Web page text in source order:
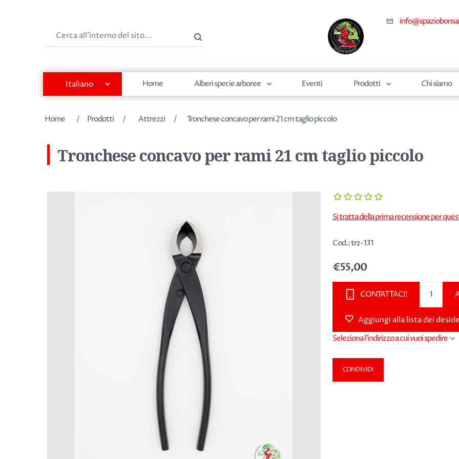
Home Alberi specie arboree Eventi Prodotti Chi siamo
Home / Prodotti / Attrezzi / Tronchese concavo per rami 21 cm taglio piccolo
Tronchese concavo per rami 21 cm taglio piccolo
Si tratta della prima recensione per
Cod.:trz-131
€55,00
CONTATTACI!
Aggiungi alla lista dei
Seleziona l'indirizzo a cui vuoi spedire
CONDIVIDI